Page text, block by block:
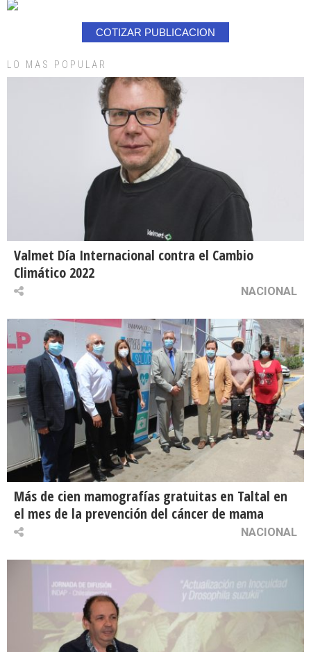
COTIZAR PUBLICACION
LO MAS POPULAR
Valmet Día Internacional contra el Cambio
Climático 2022
NACIONAL
Más de cien mamografías gratuitas en Taltal en
el mes de la prevención del cáncer de mama
NACIONAL